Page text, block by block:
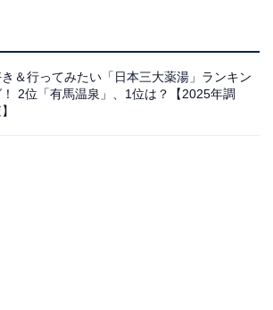
＆行ってみたい「日本三大薬湯」ランキン
！ 2位「有馬温泉」、1位は？【2025年調